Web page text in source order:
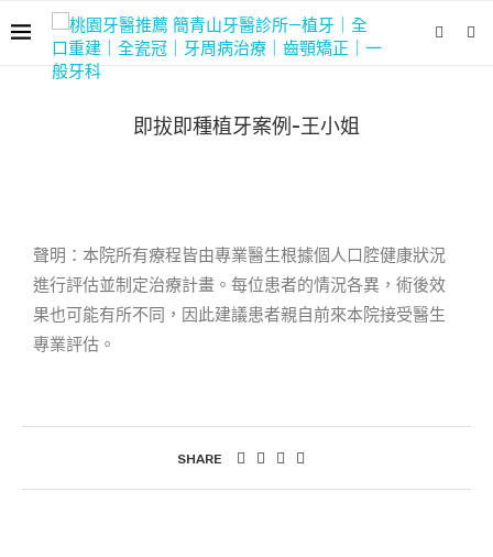
即拔即種植牙案例-王小姐
聲明：本院所有療程皆由專業醫生根據個人口腔健康狀況
進行評估並制定治療計畫。每位患者的情況各異，術後效
果也可能有所不同，因此建議患者親自前來本院接受醫生
專業評估。
SHARE